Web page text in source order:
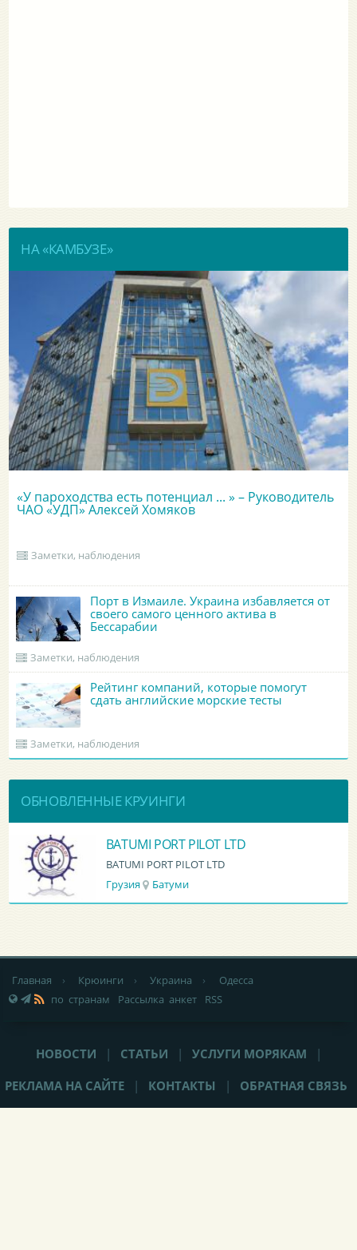
НА «КАМБУЗЕ»
«У пароходства есть потенциал ... » – Руководитель
ЧАО «УДП» Алексей Хомяков
Заметки, наблюдения
Порт в Измаиле. Украина избавляется от
своего самого ценного актива в
Бессарабии
Заметки, наблюдения
Рейтинг компаний, которые помогут
сдать английские морские тесты
Заметки, наблюдения
ОБНОВЛЕННЫЕ КРУИНГИ
BATUMI PORT PILOT LTD
BATUMI PORT PILOT LTD
Грузия
Батуми
Главная › Крюинги › Украина ›
Одесса
по странам
Рассылка анкет RSS
НОВОСТИ | СТАТЬИ | УСЛУГИ МОРЯКАМ
|
РЕКЛАМА НА САЙТЕ
| КОНТАКТЫ | ОБРАТНАЯ СВЯЗЬ